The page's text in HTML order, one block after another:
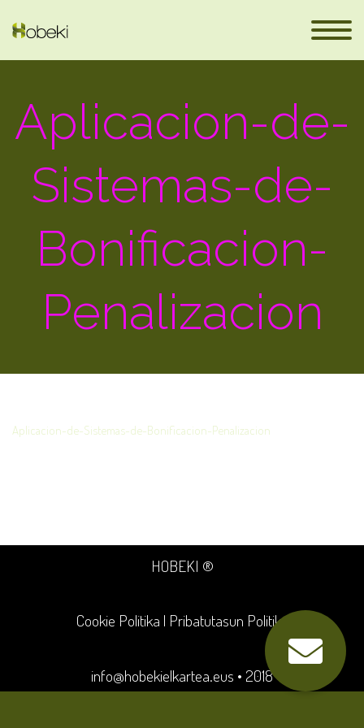
Aplicacion-de-
Sistemas-de-
Bonificacion-
Penalizacion
Aplicacion-de-Sistemas-de-Bonificacion-Penalizacion
HOBEKI ®
Cookie Politika | Pribatutasun Politika
info@hobekielkartea.eus • 2018